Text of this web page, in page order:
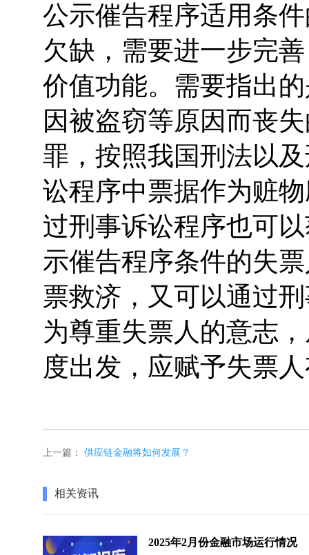
公示催告程序适用条
欠缺，需要进一步完
价值功能。需要指出
因被盗窃等原因而丧
罪，按照我国刑法以
讼程序中票据作为赃
过刑事诉讼程序也可
示催告程序条件的失
票救济，又可以通过
为尊重失票人的意志
度出发，应赋予失票
上一篇： 供应链金融将如何发展？
相关资讯
2025年2月份金融市场运行情况